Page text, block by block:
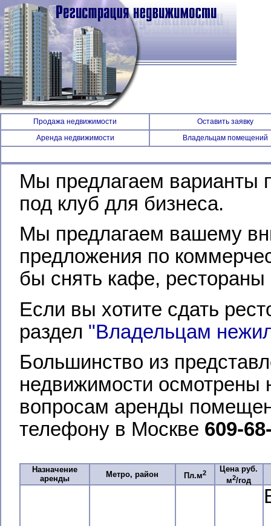
Продажа недвижимости
Оставить заявку
Аренда недвижимости
Владельцам помещений
Мы предлагаем варианты
под клуб для бизнеса.
Мы предлагаем вашему
предложения по
бы снять кафе,
Если вы хотите сдать
раздел "Владельцам
Большинство из
недвижимости
вопросам аренды
телефону в Москве 609-
Назначение
аренды
Метро, район Пл.м2
Цена руб.
м2/год